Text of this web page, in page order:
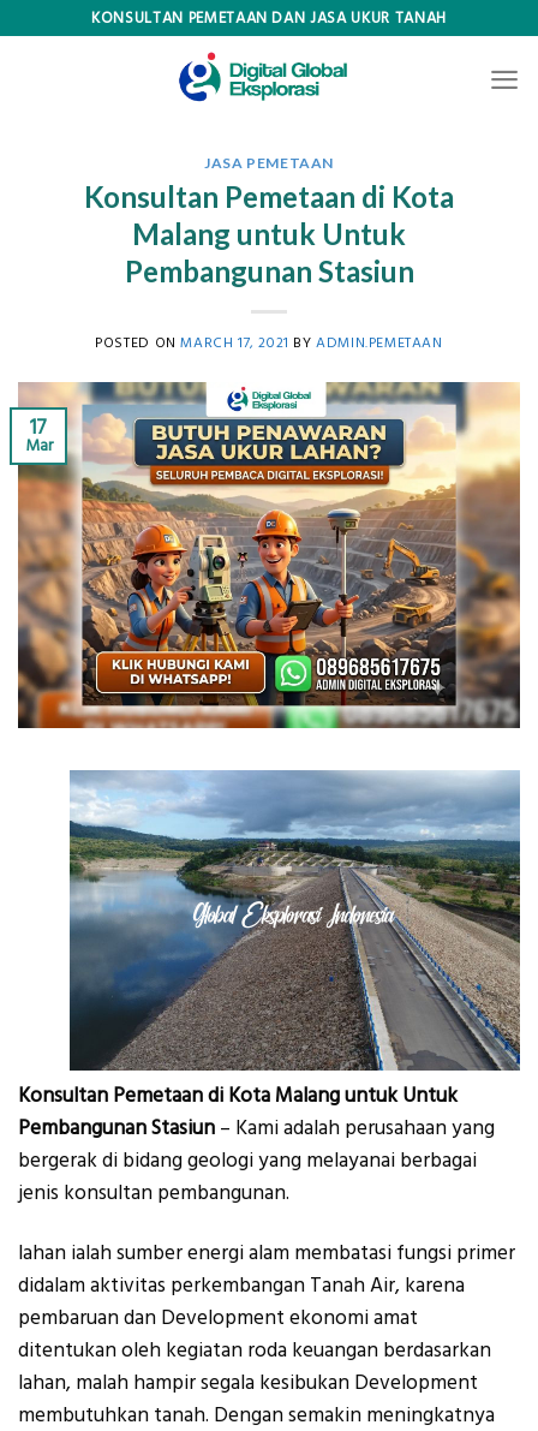
KONSULTAN PEMETAAN DAN JASA UKUR TANAH
JASA PEMETAAN
Konsultan Pemetaan di Kota
Malang untuk Untuk
Pembangunan Stasiun
POSTED ONMARCH 17, 2021 BYADMIN.PEMETAAN
17
Mar
Konsultan Pemetaan di Kota Malang untuk Untuk
Pembangunan Stasiun – Kami adalah perusahaan yang
bergerak di bidang geologi yang melayanai berbagai
jenis konsultan pembangunan.
lahan ialah sumber energi alam membatasi fungsi primer
didalam aktivitas perkembangan Tanah Air, karena
pembaruan dan Development ekonomi amat
ditentukan oleh kegiatan roda keuangan berdasarkan
lahan, malah hampir segala kesibukan Development
membutuhkan tanah. Dengan semakin meningkatnya